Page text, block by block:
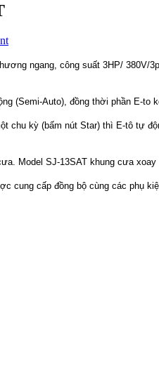
ngang, công suất 3HP/
(Semi-Auto), đồng thời phần E-
chu kỳ (bấm nút Star) thì E-tô tự
Model SJ-13SAT khung cưa xoay
cung cấp đồng bộ cùng các phụ